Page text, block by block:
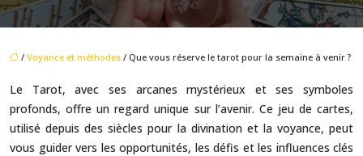
/ Voyance et méthodes / Que vous réserve le tarot pour la semaine à venir ?
Le Tarot, avec ses arcanes mystérieux et ses symboles
profonds, offre un regard unique sur l’avenir. Ce jeu de cartes,
utilisé depuis des siècles pour la divination et la voyance, peut
vous guider vers les opportunités, les défis et les influences clés